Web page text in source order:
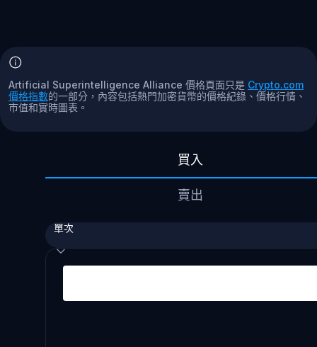
Artificial Superintelligence Alliance 價格頁面只是 Crypto.com
價格指數的一部分，內容包括熱門加密貨幣的價格紀錄、價格行情、
市值和實時圖表。
買入
賣出
單次